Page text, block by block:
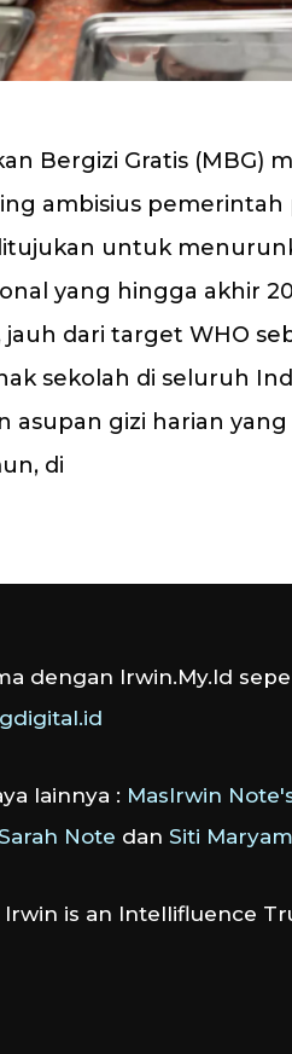
Bergizi Gratis (MBG)
ambisius pemerintah
untuk
yang hingga akhir
jauh dari target WHO
sekolah di seluruh
asupan gizi harian
di
dengan Irwin.My.Id
lainnya : MasIrwin
Note dan Siti